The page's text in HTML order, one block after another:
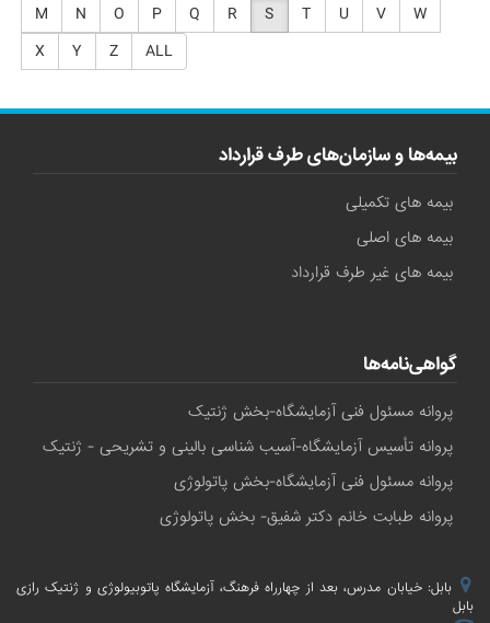
M
N O P Q R S T U V
W
X
Y Z ALL
بیمه‌ها و سازمان‌های طرف قرارداد
بیمه های تکمیلی
بیمه های اصلی
بیمه های غیر طرف قرارداد
گواهی‌نامه‌ها
پروانه مسئول فنی آزمایشگاه-بخش ژنتیک
پروانه تأسیس آزمایشگاه-آسیب شناسی بالینی و تشریحی - ژنتیک
پروانه مسئول فنی آزمایشگاه-بخش پاتولوژی
پروانه طبابت خانم دکتر شفیق- بخش پاتولوژی
بابل: خیابان مدرس، بعد از چهارراه فرهنگ، آزمایشگاه پاتوبیولوژی و ژنتیک رازی
بابل